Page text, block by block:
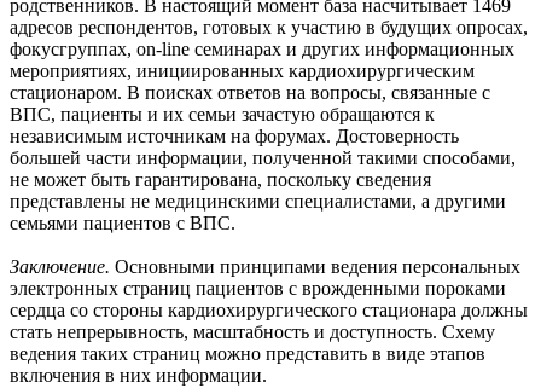
родственников. В настоящий момент база насчитывает 1469
адресов респондентов, готовых к участию в будущих опросах,
фокусгруппах, on-line семинарах и других информационных
мероприятиях, инициированных кардиохирургическим
стационаром. В поисках ответов на вопросы, связанные с
ВПС, пациенты и их семьи зачастую обращаются к
независимым источникам на форумах. Достоверность
большей части информации, полученной такими способами,
не может быть гарантирована, поскольку сведения
представлены не медицинскими специалистами, а другими
семьями пациентов с ВПС.
Заключение. Основными принципами ведения персональных
электронных страниц пациентов с врожденными пороками
сердца со стороны кардиохирургического стационара должны
стать непрерывность, масштабность и доступность. Схему
ведения таких страниц можно представить в виде этапов
включения в них информации.